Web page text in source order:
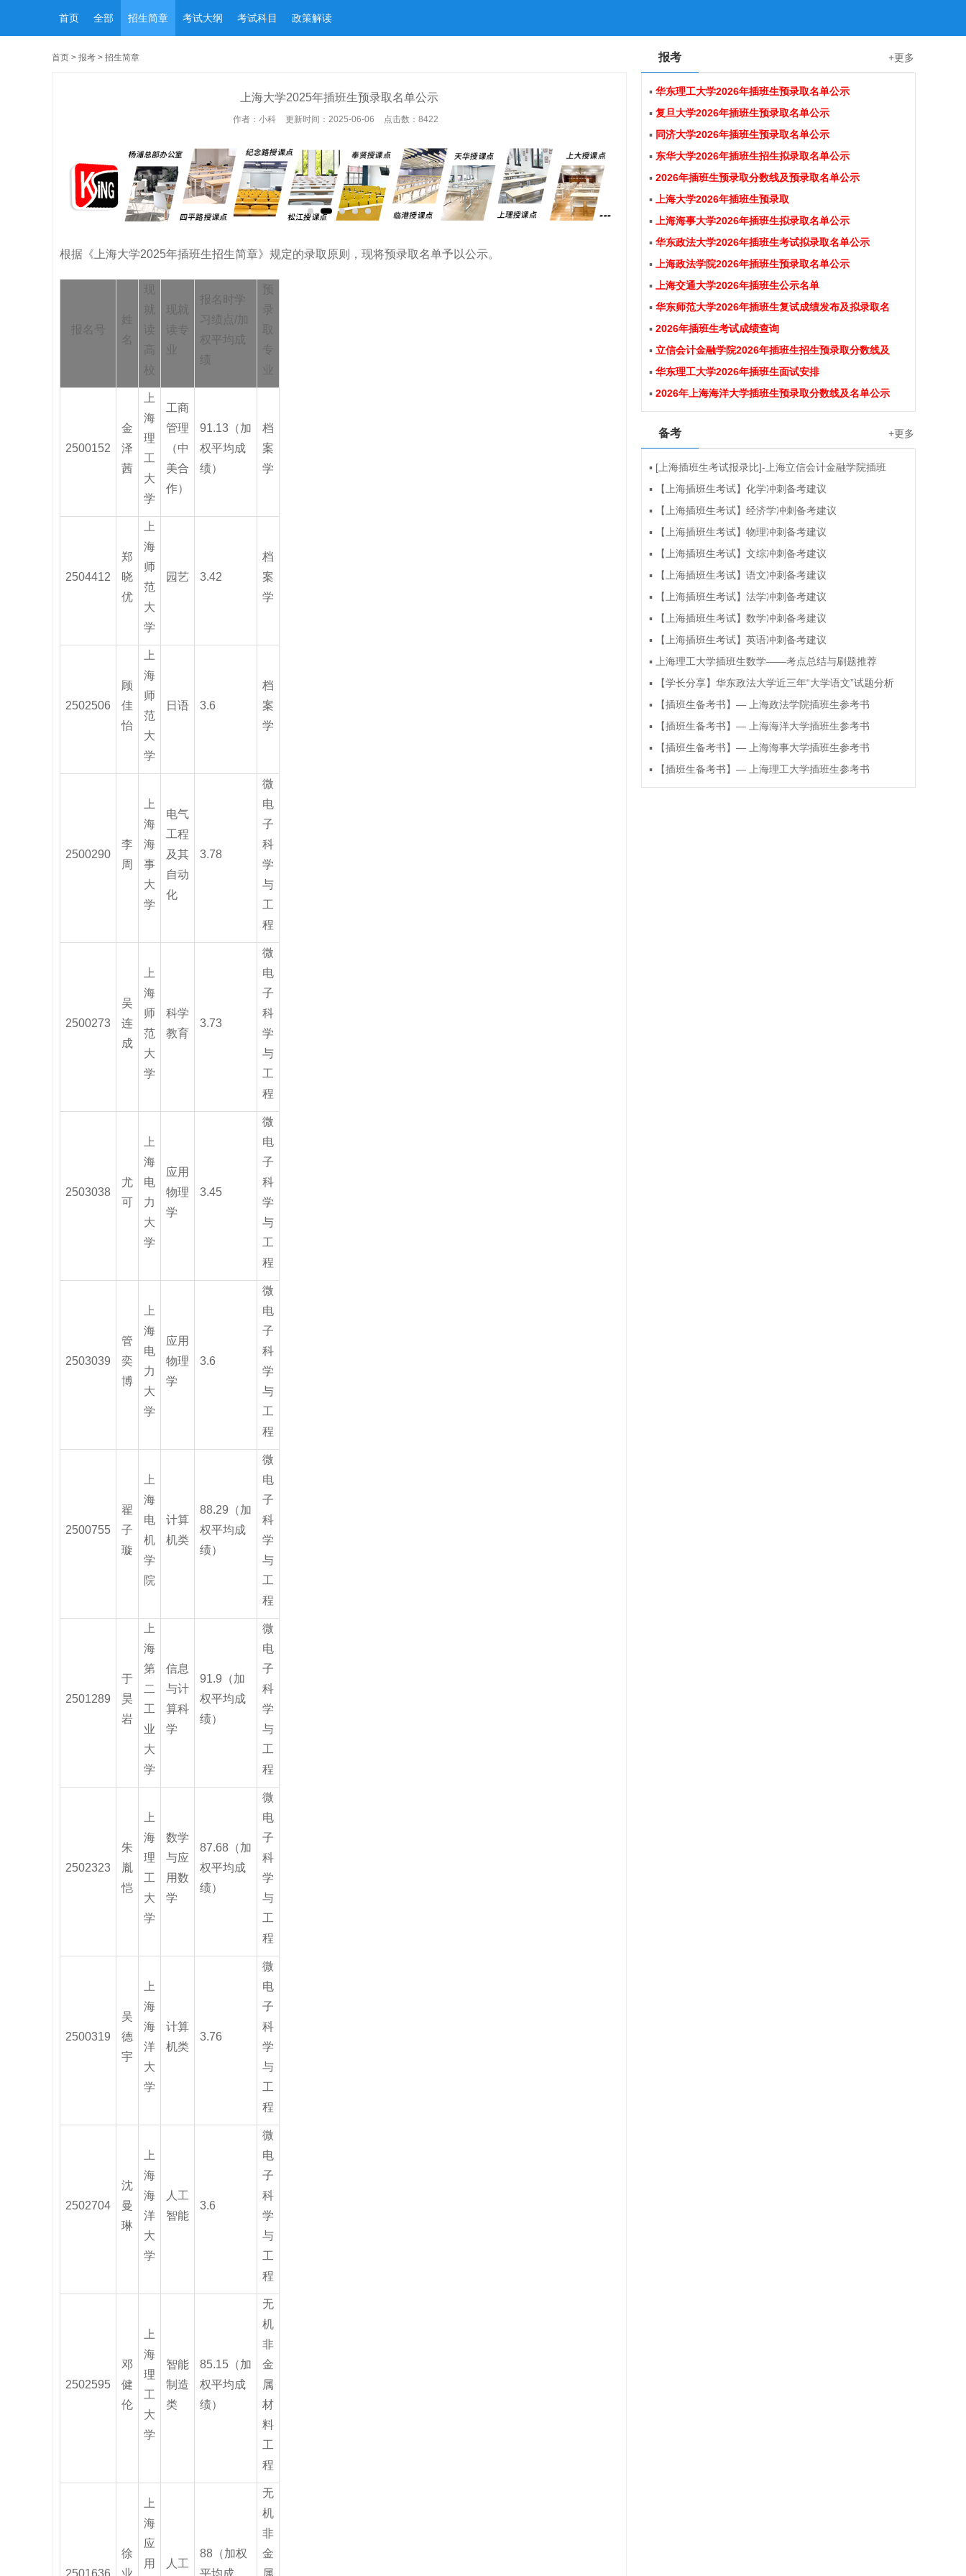
首页 全部 招生简章 考试大纲 考试科目 政策解读
首页 > 报考 > 招生简章
上海大学2025年插班生预录取名单公示
作者：小科 更新时间：2025-06-06 点击数： 8422
根据《上海大学2025年插班生招生简章》规定的录取原则，现将预录取名单予以公示。
报名号
姓
名
现
就
读
高
校
现就
读专
业
报名时学
习绩点/加
权平均成
绩
预
录
取
专
业
2500152
金
泽
茜
上
海
理
工
大
学
工商
管理
（中
美合
作）
91.13（加
权平均成
绩）
档
案
学
2504412
郑
晓
优
上
海
师
范
大
学
园艺 3.42
档
案
学
2502506
顾
佳
怡
上
海
师
范
大
学
日语 3.6
档
案
学
2500290
李
周
上
海
海
事
大
学
电气
工程
及其
自动
化
3.78
微
电
子
科
学
与
工
程
2500273
吴
连
成
上
海
师
范
大
学
科学
教育
3.73
微
电
子
科
学
与
工
程
2503038
尤
可
上
海
电
力
大
学
应用
物理
学
3.45
微
电
子
科
学
与
工
程
2503039
管
奕
博
上
海
电
力
大
学
应用
物理
学
3.6
微
电
子
科
学
与
工
程
2500755
翟
子
璇
上
海
电
机
学
院
计算
机类
88.29（加
权平均成
绩）
微
电
子
科
学
与
工
程
2501289
于
昊
岩
上
海
第
二
工
业
大
学
信息
与计
算科
学
91.9（加
权平均成
绩）
微
电
子
科
学
与
工
程
2502323
朱
胤
恺
上
海
理
工
大
学
数学
与应
用数
学
87.68（加
权平均成
绩）
微
电
子
科
学
与
工
程
2500319
吴
德
宇
上
海
海
洋
大
学
计算
机类
3.76
微
电
子
科
学
与
工
程
2502704
沈
曼
琳
上
海
海
洋
大
学
人工
智能
3.6
微
电
子
科
学
与
工
程
2502595
邓
健
伦
上
海
理
工
大
学
智能
制造
类
85.15（加
权平均成
绩）
无
机
非
金
属
材
料
工
程
徐
上
海
应
用
人工
88（加权
无
机
非
金
报考 +更多
▪ 华东理工大学2026年插班生预录取名单公示
▪ 复旦大学2026年插班生预录取名单公示
▪ 同济大学2026年插班生预录取名单公示
▪ 东华大学2026年插班生招生拟录取名单公示
▪ 2026年插班生预录取分数线及预录取名单公示
▪
上海大学2026年插班生预录取
▪
上海海事大学2026年插班生拟录取名单公示
▪ 华东政法大学2026年插班生考试拟录取名单公示
▪
上海政法学院2026年插班生预录取名单公示
▪
上海交通大学2026年插班生公示名单
▪ 华东师范大学2026年插班生复试成绩发布及拟录取名
▪ 2026年插班生考试成绩查询
▪ 立信会计金融学院2026年插班生招生预录取分数线及
▪ 华东理工大学2026年插班生面试安排
▪ 2026年上海海洋大学插班生预录取分数线及名单公示
备考 +更多
▪ [上海插班生考试报录比]-上海立信会计金融学院插班
▪
【上海插班生考试】化学冲刺备考建议
▪
【上海插班生考试】经济学冲刺备考建议
▪
【上海插班生考试】物理冲刺备考建议
▪
【上海插班生考试】文综冲刺备考建议
▪
【上海插班生考试】语文冲刺备考建议
▪
【上海插班生考试】法学冲刺备考建议
▪
【上海插班生考试】数学冲刺备考建议
▪
【上海插班生考试】英语冲刺备考建议
▪
上海理工大学插班生数学——考点总结与刷题推荐
▪
【学长分享】华东政法大学近三年“大学语文”试题分析
▪
【插班生备考书】— 上海政法学院插班生参考书
▪
【插班生备考书】— 上海海洋大学插班生参考书
▪
【插班生备考书】— 上海海事大学插班生参考书
▪
【插班生备考书】— 上海理工大学插班生参考书